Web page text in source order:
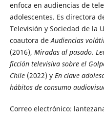
enfoca en audiencias de
adolescentes. Es directora
Televisión y Sociedad de la
coautora deAudiencias
(2016), Miradas al pasado.
ficción televisiva sobre el
Chile(2022) y En clave
hábitos de consumo
Correo electrónico: